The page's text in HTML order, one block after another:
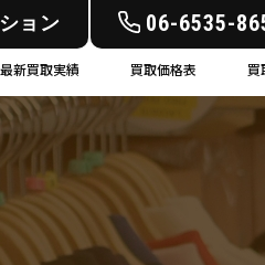
ョン 06-6535-
最新買取実績 買取価格表 買